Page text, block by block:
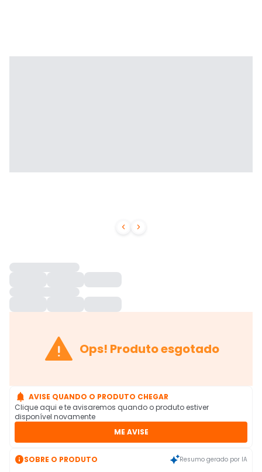
 
 Ops! Produto esgotado
 AVISE QUANDO O PRODUTO CHEGAR
Clique aqui e te avisaremos quando o produto estiver
disponível novamente
ME AVISE
SOBRE O PRODUTO Resumo gerado por IA